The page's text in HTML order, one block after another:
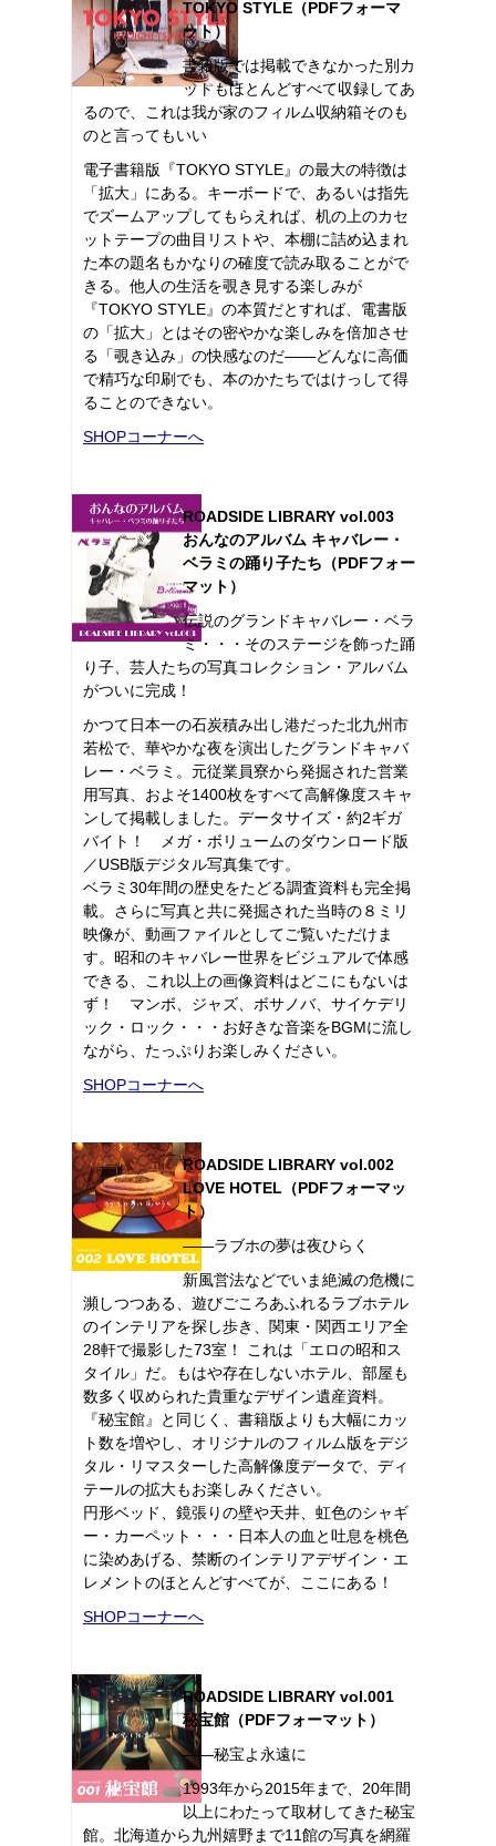
TOKYO STYLE（PDFフォーマ
ット）
書籍版では掲載できなかった別カ
ットもほとんどすべて収録してあ
るので、これは我が家のフィルム収納箱そのも
のと言ってもいい
電子書籍版『TOKYO STYLE』の最大の特徴は
「拡大」にある。キーボードで、あるいは指先
でズームアップしてもらえれば、机の上のカセ
ットテープの曲目リストや、本棚に詰め込まれ
た本の題名もかなりの確度で読み取ることがで
きる。他人の生活を覗き見する楽しみが
『TOKYO STYLE』の本質だとすれば、電書版
の「拡大」とはその密やかな楽しみを倍加させ
る「覗き込み」の快感なのだ――どんなに高価
で精巧な印刷でも、本のかたちではけっして得
ることのできない。
SHOPコーナーへ
ROADSIDE LIBRARY vol.003
おんなのアルバム キャバレー・
ベラミの踊り子たち（PDFフォー
マット）
伝説のグランドキャバレー・ベラ
ミ・・・そのステージを飾った踊
り子、芸人たちの写真コレクション・アルバム
がついに完成！
かつて日本一の石炭積み出し港だった北九州市
若松で、華やかな夜を演出したグランドキャバ
レー・ベラミ。元従業員寮から発掘された営業
用写真、およそ1400枚をすべて高解像度スキャ
ンして掲載しました。データサイズ・約2ギガ
バイト！ メガ・ボリュームのダウンロード版
／USB版デジタル写真集です。
ベラミ30年間の歴史をたどる調査資料も完全掲
載。さらに写真と共に発掘された当時の８ミリ
映像が、動画ファイルとしてご覧いただけま
す。昭和のキャバレー世界をビジュアルで体感
できる、これ以上の画像資料はどこにもないは
ず！ マンボ、ジャズ、ボサノバ、サイケデリ
ック・ロック・・・お好きな音楽をBGMに流し
ながら、たっぷりお楽しみください。
SHOPコーナーへ
ROADSIDE LIBRARY vol.002
LOVE HOTEL（PDFフォーマッ
ト）
――ラブホの夢は夜ひらく
新風営法などでいま絶滅の危機に
瀕しつつある、遊びごころあふれるラブホテル
のインテリアを探し歩き、関東・関西エリア全
28軒で撮影した73室！ これは「エロの昭和ス
タイル」だ。もはや存在しないホテル、部屋も
数多く収められた貴重なデザイン遺産資料。
『秘宝館』と同じく、書籍版よりも大幅にカッ
ト数を増やし、オリジナルのフィルム版をデジ
タル・リマスターした高解像度データで、ディ
テールの拡大もお楽しみください。
円形ベッド、鏡張りの壁や天井、虹色のシャギ
ー・カーペット・・・日本人の血と吐息を桃色
に染めあげる、禁断のインテリアデザイン・エ
レメントのほとんどすべてが、ここにある！
SHOPコーナーへ
ROADSIDE LIBRARY vol.001
秘宝館（PDFフォーマット）
――秘宝よ永遠に
1993年から2015年まで、20年間
以上にわたって取材してきた秘宝
館。北海道から九州嬉野まで11館の写真を網羅